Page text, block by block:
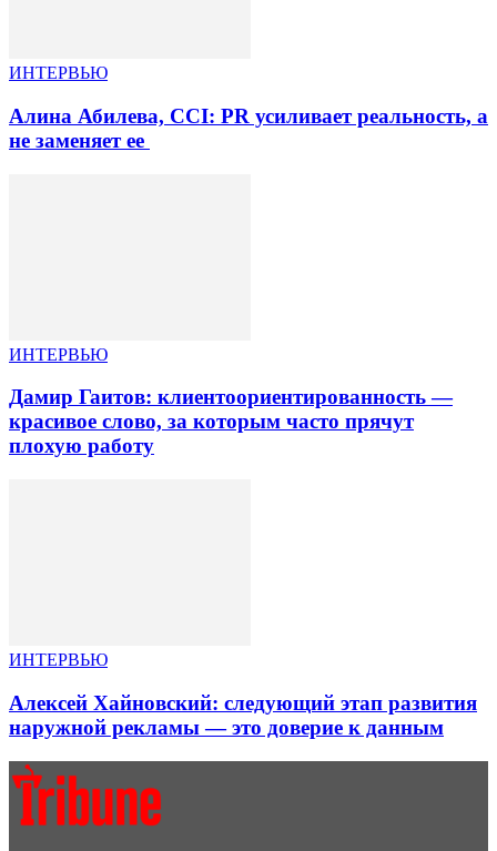
ИНТЕРВЬЮ
Алина Абилева, CCI: PR усиливает реальность, а
не заменяет ее
ИНТЕРВЬЮ
Дамир Гаитов: клиентоориентированность —
красивое слово, за которым часто прячут
плохую работу
ИНТЕРВЬЮ
Алексей Хайновский: следующий этап развития
наружной рекламы — это доверие к данным